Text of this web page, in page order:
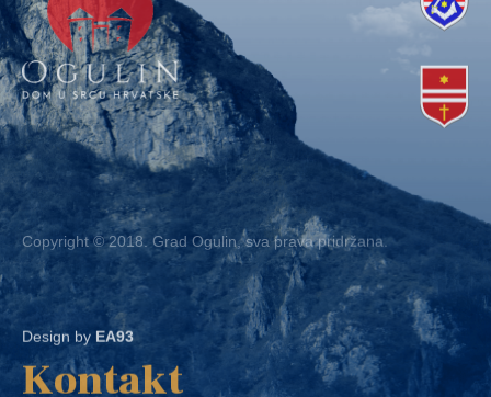
Copyright © 2018. Grad Ogulin, sva prava pridržana.
Design byEA93
Kontakt